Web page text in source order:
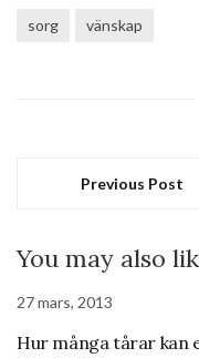
sorg vänskap
Previous Post
You may also
27 mars, 2013
Hur många tårar kan